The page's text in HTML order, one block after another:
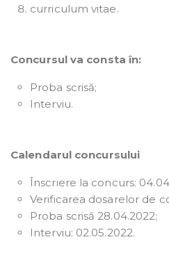
curriculum vitae.
Concursul va consta în:
Proba scrisă;
Interviu.
Calendarul concursului
Înscriere la concurs:
Verificarea dosarelor de
Proba scrisă 28.04.2022;
Interviu: 02.05.2022.